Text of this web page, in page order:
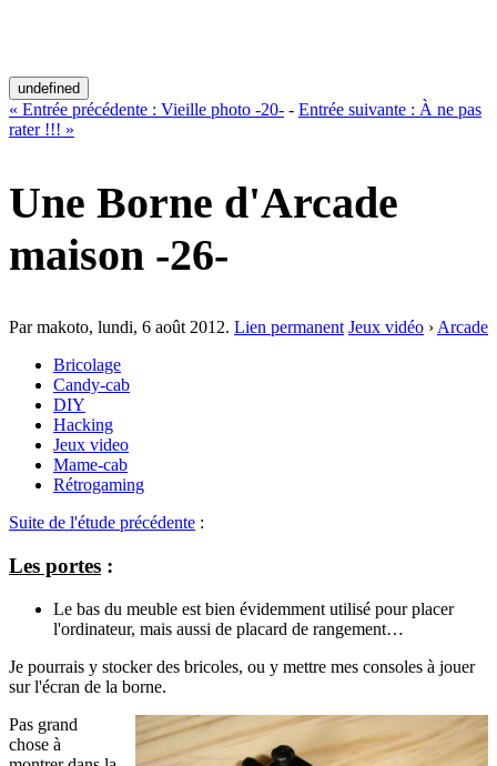
undefined
« Entrée précédente : Vieille photo -20- - Entrée suivante : À ne pas
rater !!! »
Une Borne d'Arcade
maison -26-
Par makoto, lundi, 6 août 2012. Lien permanent Jeux vidéo › Arcade
Bricolage
Candy-cab
DIY
Hacking
Jeux video
Mame-cab
Rétrogaming
Suite de l'étude précédente :
Les portes :
Le bas du meuble est bien évidemment utilisé pour placer
l'ordinateur, mais aussi de placard de rangement…
Je pourrais y stocker des bricoles, ou y mettre mes consoles à jouer
sur l'écran de la borne.
Pas grand
chose à